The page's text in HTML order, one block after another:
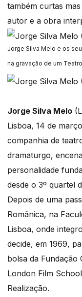
também curtas
autor e a obra
Jorge Silva Melo e os
na gravação de um
Jorge Silva Melo
Lisboa, 14 de
companhia de
dramaturgo,
personalidade
desde o 3º quartel
Depois de uma
Românica, na
Lisboa, onde
decide, em 1969,
bolsa da Fundação
London Film
Realização.